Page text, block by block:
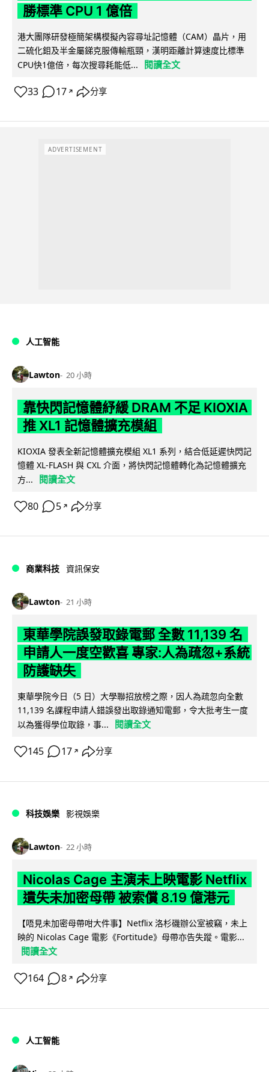
勝標準 CPU 1 億倍
港大團隊研發極簡架構模擬內容尋址記憶體（CAM）晶片，用
二硫化鉬及半金屬銻克服傳輸瓶頸，漢明距離計算速度比標準
CPU快1億倍，每次搜尋耗能低...
閱讀全文
33 17 ↗ 分享
ADVERTISEMENT
人工智能
Lawton 20 小時
靠快閃記憶體紓緩 DRAM 不足 KIOXIA
推 XL1 記憶體擴充模組
KIOXIA 發表全新記憶體擴充模組 XL1 系列，結合低延遲快閃記
憶體 XL-FLASH 與 CXL 介面，將快閃記憶體轉化為記憶體擴充
方...
閱讀全文
80 5 ↗ 分享
商業科技 資訊保安
Lawton 21 小時
東華學院誤發取錄電郵 全數 11,139 名
申請人一度空歡喜 專家:人為疏忽+系統
防護缺失
東華學院今日（5 日）大學聯招放榜之際，因人為疏忽向全數
11,139 名課程申請人錯誤發出取錄通知電郵，令大批考生一度
以為獲得學位取錄，事...
閱讀全文
145 17 ↗ 分享
科技娛樂 影視娛樂
Lawton 22 小時
Nicolas Cage 主演未上映電影 Netflix
遺失未加密母帶 被索償 8.19 億港元
【唔見未加密母帶咁大件事】Netflix 洛杉磯辦公室被竊，未上
映的 Nicolas Cage 電影《Fortitude》母帶亦告失蹤。電影...
閱讀全文
164 8 ↗ 分享
人工智能